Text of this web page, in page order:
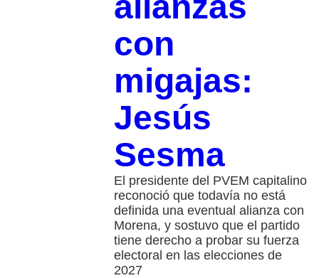
con
migajas:
Jesús
Sesma
El presidente del PVEM capitalino
reconoció que todavía no está
definida una eventual alianza con
Morena, y sostuvo que el partido
tiene derecho a probar su fuerza
electoral en las elecciones de
2027